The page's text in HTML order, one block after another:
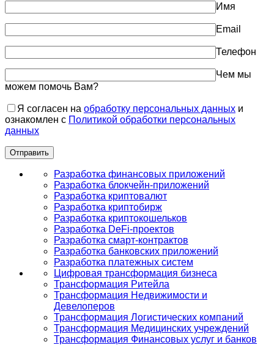
Имя
Email
Телефон
Чем мы
можем помочь Вам?
Я согласен на обработку персональных данных и
ознакомлен с Политикой обработки персональных
данных
Разработка финансовых приложений
Разработка блокчейн-приложений
Разработка криптовалют
Разработка криптобирж
Разработка криптокошельков
Разработка DeFi-проектов
Разработка смарт-контрактов
Разработка банковских приложений
Разработка платежных систем
Цифровая трансформация бизнеса
Трансформация Ритейла
Трансформация Недвижимости и
Девелоперов
Трансформация Логистических компаний
Трансформация Медицинских учреждений
Трансформация Финансовых услуг и банков